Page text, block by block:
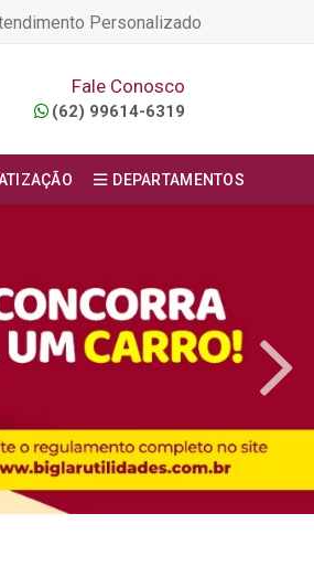
Personalizado
Fale Conosco
(62) 99614-6319
DEPARTAMENTOS